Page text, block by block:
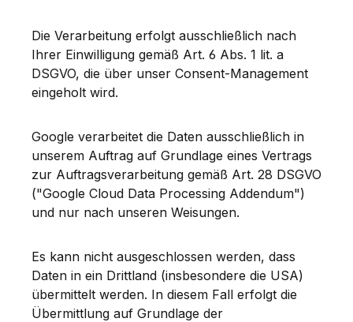
Die Verarbeitung erfolgt ausschließlich nach
Ihrer Einwilligung gemäß Art. 6 Abs. 1 lit. a
DSGVO, die über unser Consent-Management
eingeholt wird.
Google verarbeitet die Daten ausschließlich in
unserem Auftrag auf Grundlage eines Vertrags
zur Auftragsverarbeitung gemäß Art. 28 DSGVO
("Google Cloud Data Processing Addendum")
und nur nach unseren Weisungen.
Es kann nicht ausgeschlossen werden, dass
Daten in ein Drittland (insbesondere die USA)
übermittelt werden. In diesem Fall erfolgt die
Übermittlung auf Grundlage der